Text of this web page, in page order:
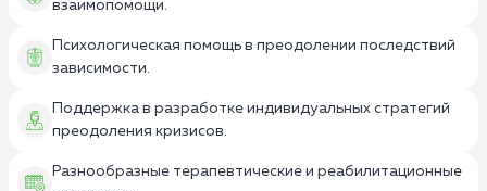
взаимопомощи.
Психологическая помощь в преодолении последствий
зависимости.
Поддержка в разработке индивидуальных стратегий
преодоления кризисов.
Разнообразные терапевтические и реабилитационные